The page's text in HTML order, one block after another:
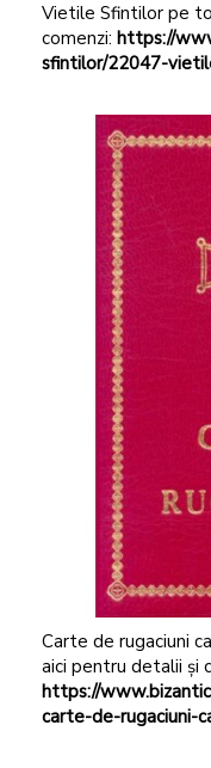
Vietile Sfintilor pe
comenzi: https://
sfintilor/22047-
Carte de rugaciuni
aici pentru detalii și
https://
carte-de-rugaciuni-